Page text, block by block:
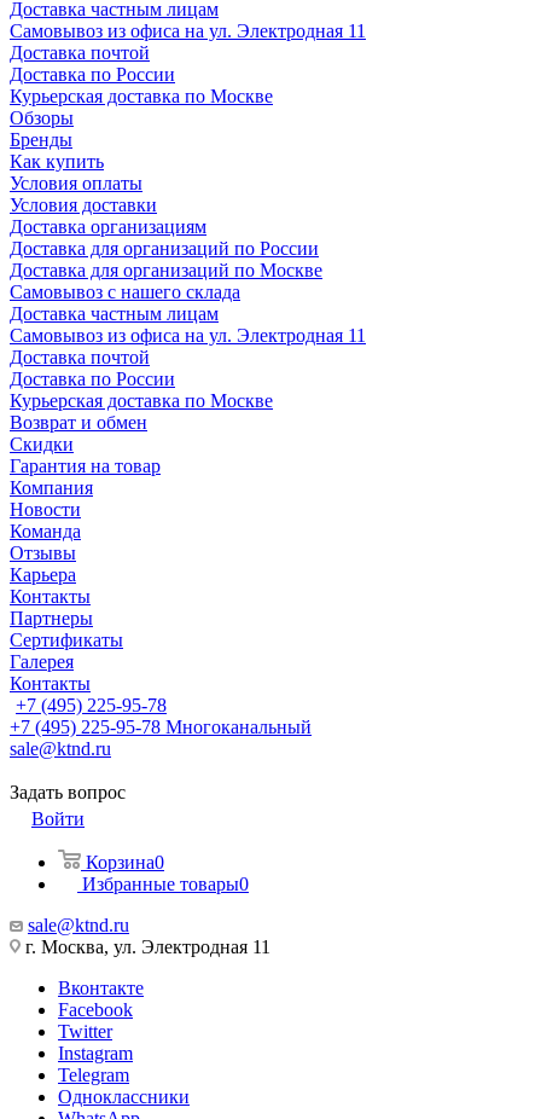
Доставка частным лицам
Самовывоз из офиса на ул. Электродная 11
Доставка почтой
Доставка по России
Курьерская доставка по Москве
Обзоры
Бренды
Как купить
Условия оплаты
Условия доставки
Доставка организациям
Доставка для организаций по России
Доставка для организаций по Москве
Самовывоз с нашего склада
Доставка частным лицам
Самовывоз из офиса на ул. Электродная 11
Доставка почтой
Доставка по России
Курьерская доставка по Москве
Возврат и обмен
Скидки
Гарантия на товар
Компания
Новости
Команда
Отзывы
Карьера
Контакты
Партнеры
Сертификаты
Галерея
Контакты
+7 (495) 225-95-78
+7 (495) 225-95-78 Многоканальный
sale@ktnd.ru
Задать вопрос
Войти
Корзина0
Избранные товары0
sale@ktnd.ru
г. Москва, ул. Электродная 11
Вконтакте
Facebook
Twitter
Instagram
Telegram
Одноклассники